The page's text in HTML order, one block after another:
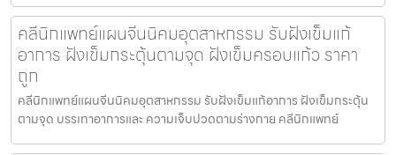
คลีนิกแพทย์แผนจีนนิคมอุตสาหกรรม รับฝังเข็มแก้
อาการ ฝังเข็มกระตุ้นตามจุด ฝังเข็มครอบแก้ว ราคา
ถูก
คลีนิกแพทย์แผนจีนนิคมอุตสาหกรรม รับฝังเข็มแก้อาการ ฝังเข็มกระตุ้น
ตามจุด บรรเทาอาการและ ความเจ็บปวดตามร่างกาย คลีนิกแพทย์